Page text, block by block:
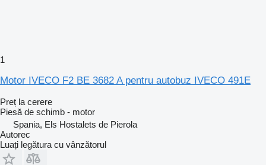
1
Motor IVECO F2 BE 3682 A pentru autobuz IVECO 491E
Preț la cerere
Piesă de schimb - motor
Spania, Els Hostalets de Pierola
Autorec
Luați legătura cu vânzătorul